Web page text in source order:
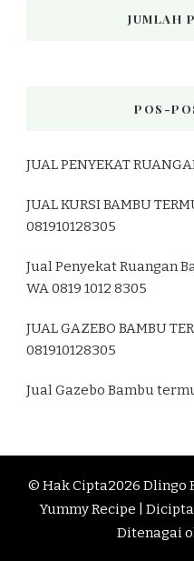
JUMLAH
POS-
JUAL PENYEKAT
JUAL KURSI BAMBU
081910128305
Jual Penyekat Ruangan
WA 0819 1012 8305
JUAL GAZEBO BAMBU
081910128305
Jual Gazebo Bambu
© Hak Cipta2026 Dlingo
Yummy Recipe |
Ditenagai